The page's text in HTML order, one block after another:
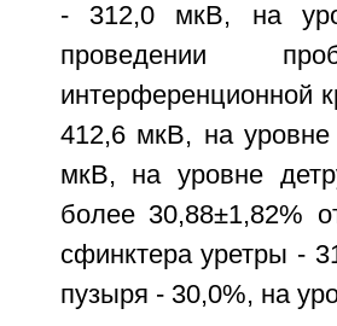
- 312,0 мкВ, на
проведении
интерференционной
412,6 мкВ, на
мкВ, на уровне
более 30,88±1,82%
сфинктера уретры -
пузыря - 30,0%, на